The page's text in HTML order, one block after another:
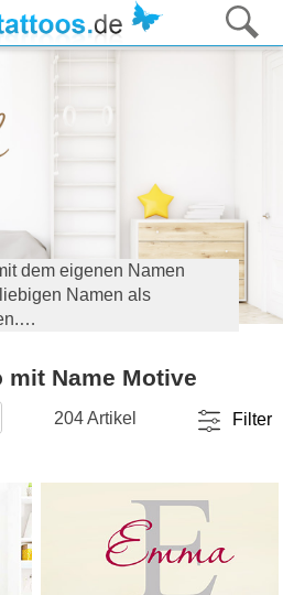
dem eigenen Namen
Namen als
Firmennamen und
Wir haben Wandtattoos
Anlass und jeden Raum.
Motive entdecken.
mit Name Motive
204 Artikel Filter
Hochformat
Querformat(140)